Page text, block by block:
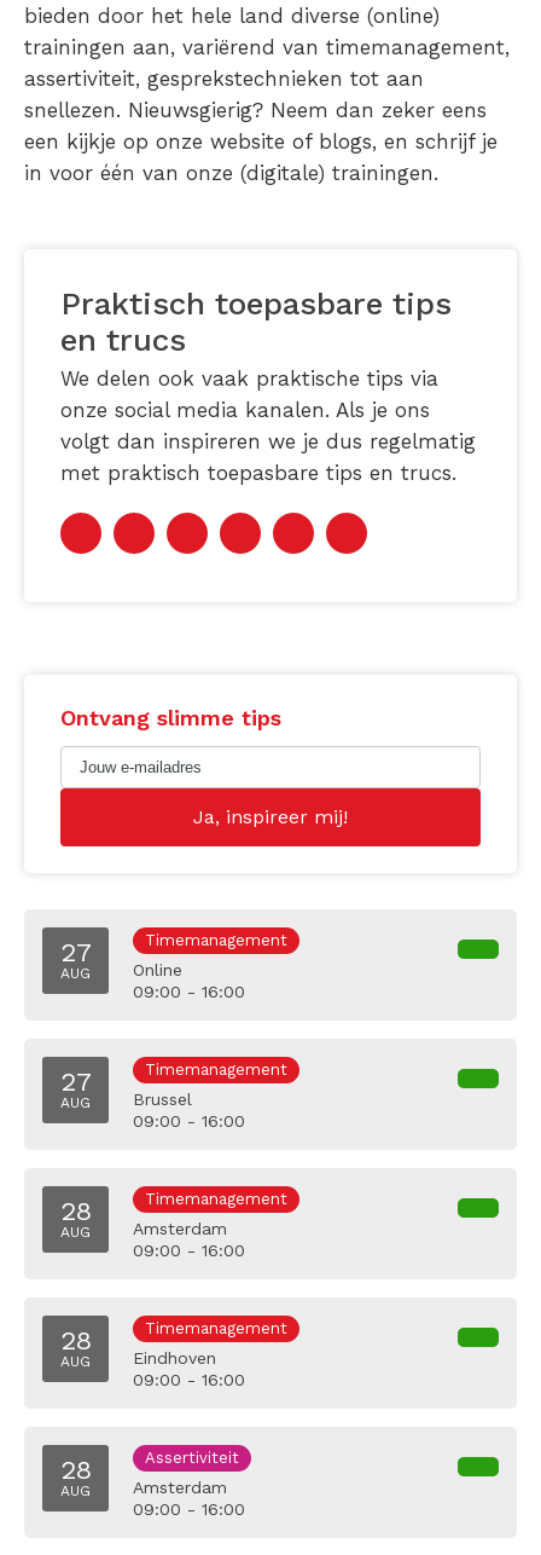
bieden door het hele land diverse (online)
trainingen aan, variërend van timemanagement,
assertiviteit, gesprekstechnieken tot aan
snellezen. Nieuwsgierig? Neem dan zeker eens
een kijkje op onze website of blogs, en schrijf je
in voor één van onze (digitale) trainingen.
Praktisch toepasbare tips
en trucs
We delen ook vaak praktische tips via
onze social media kanalen. Als je ons
volgt dan inspireren we je dus regelmatig
met praktisch toepasbare tips en trucs.
Ontvang slimme tips
27
AUG
Timemanagement
Online
09:00 - 16:00
27
AUG
Timemanagement
Brussel
09:00 - 16:00
28
AUG
Timemanagement
Amsterdam
09:00 - 16:00
28
AUG
Timemanagement
Eindhoven
09:00 - 16:00
28
AUG
Assertiviteit
Amsterdam
09:00 - 16:00